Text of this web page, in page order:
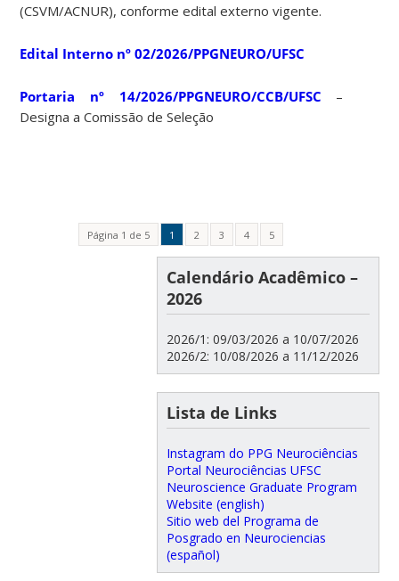
(CSVM/ACNUR), conforme edital externo vigente.
Edital Interno nº 02/2026/PPGNEURO/UFSC
Portaria nº 14/2026/PPGNEURO/CCB/UFSC –
Designa a Comissão de Seleção
Página 1 de 5 1 2 3 4 5
Calendário Acadêmico –
2026
2026/1: 09/03/2026 a 10/07/2026
2026/2: 10/08/2026 a 11/12/2026
Lista de Links
Instagram do PPG Neurociências
Portal Neurociências UFSC
Neuroscience Graduate Program
Website (english)
Sitio web del Programa de
Posgrado en Neurociencias
(español)